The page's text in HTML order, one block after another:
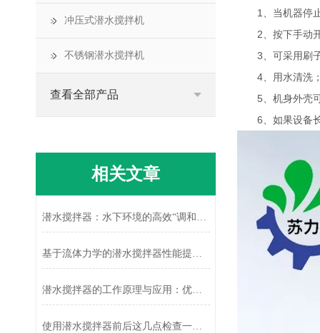
1、当机器停止
2、按下手动开
3、可采用刷子
4、用水清洗
5、机身外壳可
6、如果设备长
冲压式潜水搅拌机
不锈钢潜水搅拌机
查看全部产品
相关文章
潜水搅拌器：水下环境的高效“调和师”
基于流体力学的潜水搅拌器性能提升技术
潜水搅拌器的工作原理与应用：优化液体混合效果的高效解决方案
使用潜水搅拌器前后这几点检查一定不要错过！